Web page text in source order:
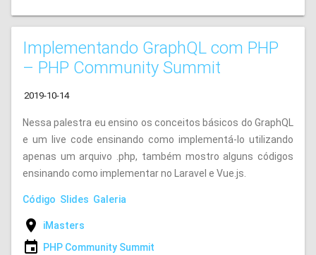
Implementando GraphQL com PHP
– PHP Community Summit
2019-10-14
Nessa palestra eu ensino os conceitos básicos do GraphQL
e um live code ensinando como implementá-lo utilizando
apenas um arquivo .php, também mostro alguns códigos
ensinando como implementar no Laravel e Vue.js.
Código Slides Galeria
location_on iMasters
event PHP Community Summit